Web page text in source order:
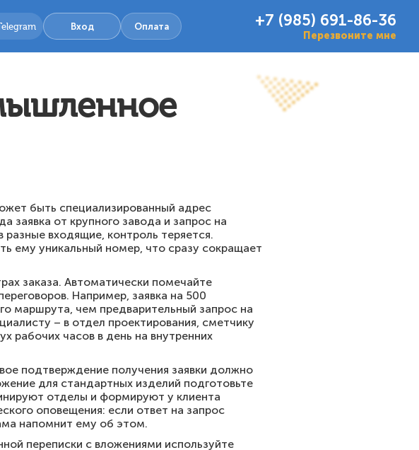
+7 (985) 691-86-36
Перезвоните мне
Вход Оплата
быть специализированный адрес
заявка от крупного завода и запрос на
входящие, контроль теряется.
ему уникальный номер, что сразу сокращает
заказа. Автоматически помечайте
Например, заявка на 500
маршрута, чем предварительный запрос на
– в отдел проектирования, сметчику
рабочих часов в день на внутренних
подтверждение получения заявки должно
для стандартных изделий подготовьте
отделы и формируют у клиента
оповещения: если ответ на запрос
напомнит ему об этом.
переписки с вложениями используйте